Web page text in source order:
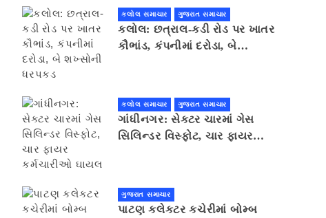
કલોલ સમાચાર ગુજરાત સમાચાર
કલોલ: છત્રાલ-કડી રોડ પર ખાતર
કૌભાંડ, કંપનીમાં દરોડા, બે
કલોલ સમાચાર ગુજરાત સમાચાર
ગાંધીનગર: સેક્ટર ચારમાં ગેસ
સિલિન્ડર વિસ્ફોટ, ચાર ફાયર
ગુજરાત સમાચાર
પાટણ કલેકટર કચેરીમાં બોમ્બ